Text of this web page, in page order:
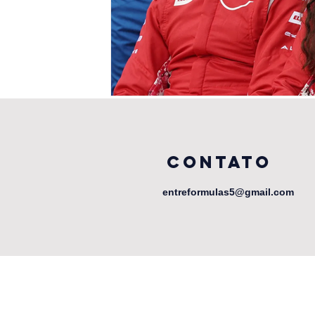
CONTATO
entreformulas5@gmail.com